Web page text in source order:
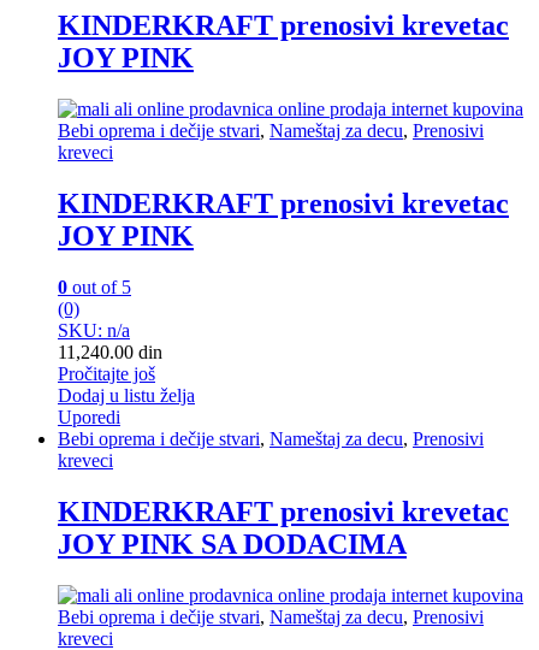
KINDERKRAFT prenosivi krevetac
JOY PINK
Bebi oprema i dečije stvari, Nameštaj za decu, Prenosivi
kreveci
KINDERKRAFT prenosivi krevetac
JOY PINK
0 out of 5
(0)
SKU: n/a
11,240.00 din
Pročitajte još
Dodaj u listu želja
Uporedi
Bebi oprema i dečije stvari, Nameštaj za decu, Prenosivi
kreveci
KINDERKRAFT prenosivi krevetac
JOY PINK SA DODACIMA
Bebi oprema i dečije stvari, Nameštaj za decu, Prenosivi
kreveci